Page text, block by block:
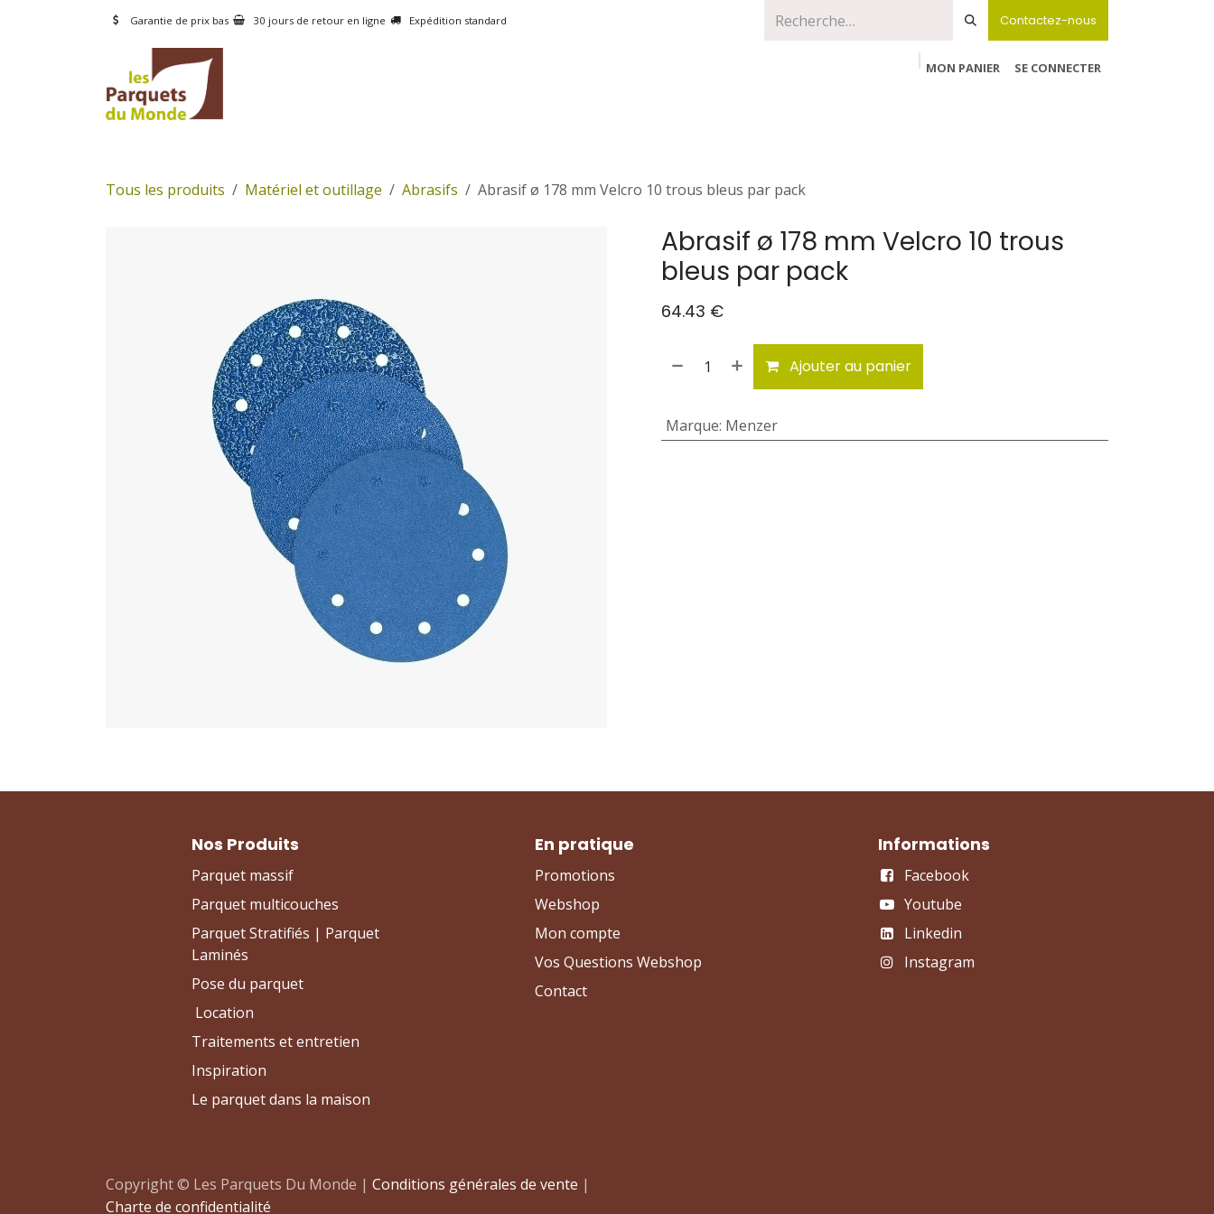
Se rendre au contenu
Garantie de prix bas 30 jours de retour en ligne Expédition standard Contactez-nous
MON PANIER
SE CONNECTER
Tous les produits Matériel et outillage Abrasifs Abrasif ø 178 mm Velcro 10 trous bleus par pack
Abrasif ø 178 mm Velcro 10 trous
bleus par pack
64.43 €
Ajouter au panier
Marque: Menzer
Nos Produits
Parquet massif
Parquet multicouches
Parquet Stratifiés | Parquet
Laminés
Pose du parquet
Location
Traitements et entretien
Inspiration
Le parquet dans la maison
En pratique
Promotions
Webshop
Mon compte
Vos Questions Webshop
Contact
Informations
Facebook
Youtube
Linkedin
Instagram
Copyright © Les Parquets Du Monde | Conditions générales de vente |
Charte de confidentialité